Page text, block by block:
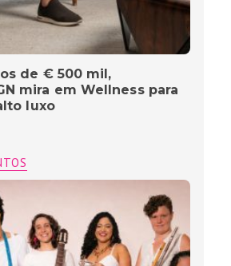
de € 500 mil,
mira em Wellness para
luxo